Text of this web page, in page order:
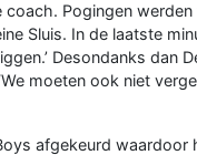
coach. Pogingen
Sluis. In de laatste
Desondanks dan
moeten ook niet
afgekeurd waardoor